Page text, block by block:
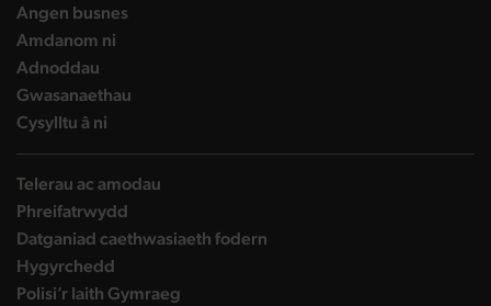
Angen busneslanding page
Amdanom ni
Adnoddau
Gwasanaethau
Cysylltu â ni
Telerau ac amodau
Phreifatrwydd
Datganiad caethwasiaeth fodern
Hygyrchedd
Polisi’r Iaith Gymraeg